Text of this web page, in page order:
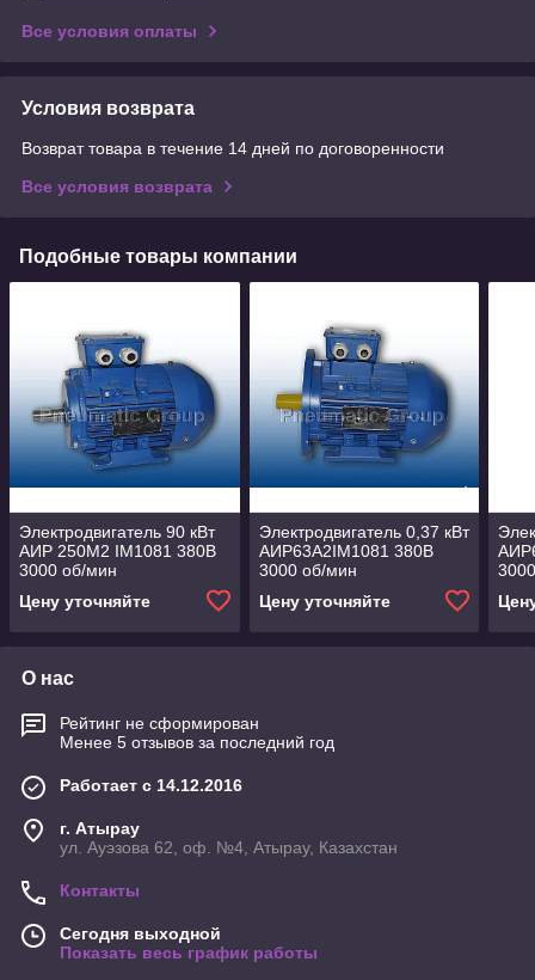
Все условия оплаты
Условия возврата
Возврат товара в течение 14 дней по договоренности
Все условия возврата
Подобные товары компании
Электродвигатель 90 кВт
АИР 250М2 IM1081 380B
3000 об/мин
Цену уточняйте
Электродвигатель 0,37 кВт
АИР63А2IM1081 380B
3000 об/мин
Цену уточняйте
О нас
Рейтинг не сформирован
Менее 5 отзывов за последний год
Работает с 14.12.2016
г. Атырау
ул. Ауэзова 62, оф. №4, Атырау, Казахстан
Контакты
Сегодня выходной
Показать весь график работы